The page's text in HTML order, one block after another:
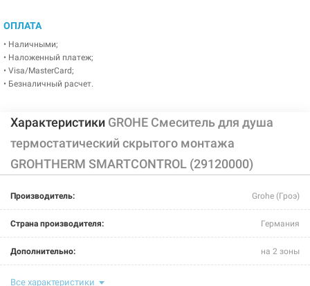
ОПЛАТА
• Наличными;
• Наложенный платеж;
• Visa/MasterCard;
• Безналичный расчет.
Характеристики GROHE Смеситель для душа
термостатический скрытого монтажа
GROHTHERM SMARTCONTROL (29120000)
Производитель: Grohe (Гроэ)
Страна производителя: Германия
Дополнительно: на 2 зоны
Цвет:
Все характеристики